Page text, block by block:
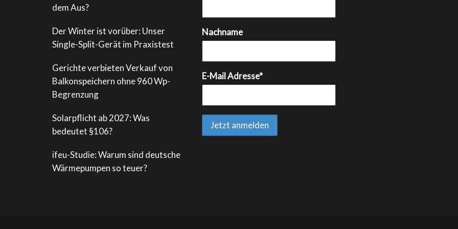
dem Aus?
Der Winter ist vorüber: Unser
Single-Split-Gerät im Praxistest
Gerichte verbieten Verkauf von
Balkonspeichern ohne 960 Wp-
Begrenzung
Solarpflicht ab 2027: Was
bedeutet §106?
ifeu-Studie: Warum sind deutsche
Wärmepumpen so teuer?
Nachname
E-Mail Adresse*